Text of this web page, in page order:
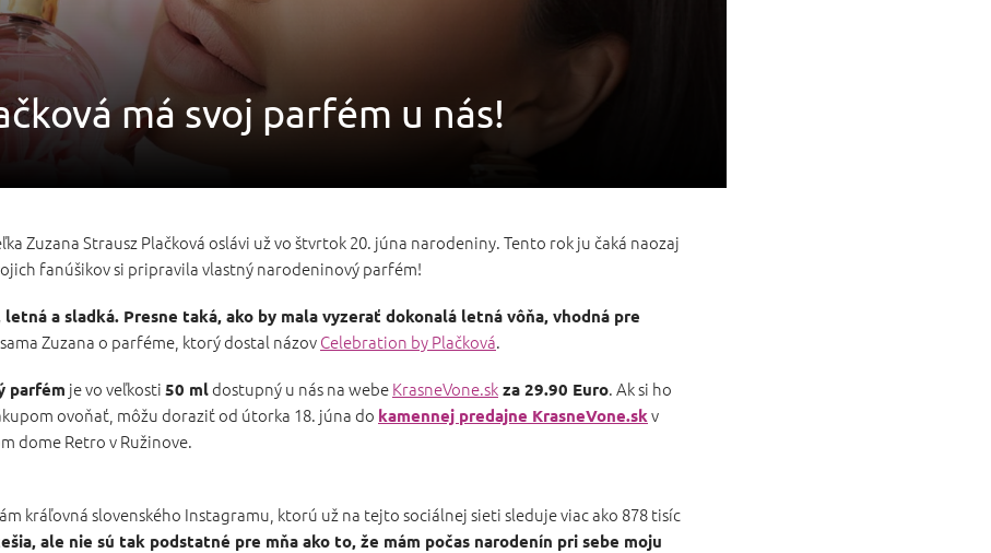
má svoj parfém u nás!
Zuzana Strausz Plačková oslávi už vo štvrtok 20. júna narodeniny. Tento rok ju čaká naozaj
fanúšikov si pripravila vlastný narodeninový parfém!
letná a sladká. Presne taká, ako by mala vyzerať dokonalá letná vôňa, vhodná pre
sama Zuzana o parféme, ktorý dostal názovCelebration by Plačková.
parfém je vo veľkosti 50 mldostupný u nás na webeKrasneVone.sk za 29.90 Euro. Ak si ho
ovoňať, môžu doraziť od útorka 18. júna do kamennej predajne KrasneVone.skv
dome Retro v Ružinove.
kráľovná slovenského Instagramu, ktorú už na tejto sociálnej sieti sleduje viac ako 878 tisíc
ale nie sú tak podstatné pre mňa ako to, že mám počas narodenín pri sebe moju